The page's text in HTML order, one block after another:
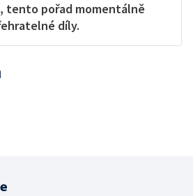
tento pořad momentálně
díly.